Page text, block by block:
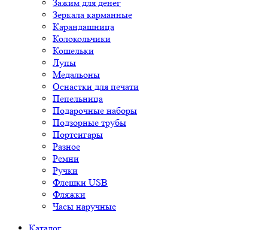
Зажим для денег
Зеркала карманные
Карандашница
Колокольчики
Кошельки
Лупы
Медальоны
Оснастки для печати
Пепельница
Подарочные наборы
Подзорные трубы
Портсигары
Разное
Ремни
Ручки
Флешки USB
Фляжки
Часы наручные